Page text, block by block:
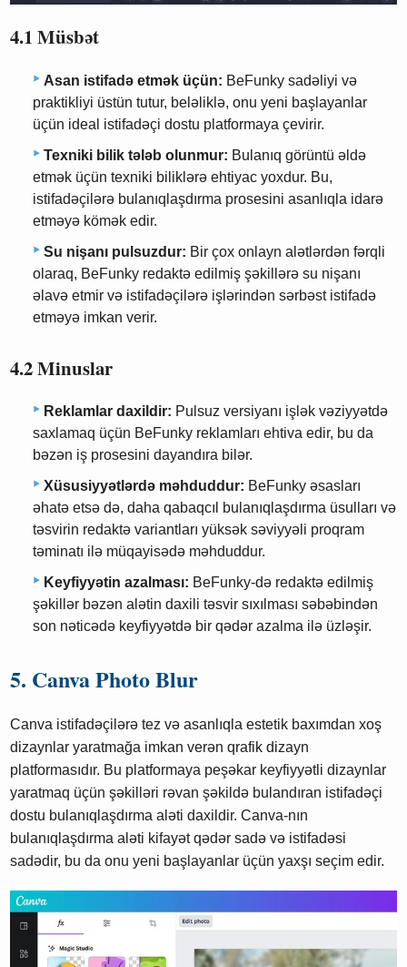
4.1 Müsbət
Asan istifadə etmək üçün: BeFunky sadəliyi və
praktikliyi üstün tutur, beləliklə, onu yeni başlayanlar
üçün ideal istifadəçi dostu platformaya çevirir.
Texniki bilik tələb olunmur: Bulanıq görüntü əldə
etmək üçün texniki biliklərə ehtiyac yoxdur. Bu,
istifadəçilərə bulanıqlaşdırma prosesini asanlıqla idarə
etməyə kömək edir.
Su nişanı pulsuzdur: Bir çox onlayn alətlərdən fərqli
olaraq, BeFunky redaktə edilmiş şəkillərə su nişanı
əlavə etmir və istifadəçilərə işlərindən sərbəst istifadə
etməyə imkan verir.
4.2 Minuslar
Reklamlar daxildir: Pulsuz versiyanı işlək vəziyyətdə
saxlamaq üçün BeFunky reklamları ehtiva edir, bu da
bəzən iş prosesini dayandıra bilər.
Xüsusiyyətlərdə məhduddur: BeFunky əsasları
əhatə etsə də, daha qabaqcıl bulanıqlaşdırma üsulları və
təsvirin redaktə variantları yüksək səviyyəli proqram
təminatı ilə müqayisədə məhduddur.
Keyfiyyətin azalması: BeFunky-də redaktə edilmiş
şəkillər bəzən alətin daxili təsvir sıxılması səbəbindən
son nəticədə keyfiyyətdə bir qədər azalma ilə üzləşir.
5. Canva Photo Blur
Canva istifadəçilərə tez və asanlıqla estetik baxımdan xoş
dizaynlar yaratmağa imkan verən qrafik dizayn
platformasıdır. Bu platformaya peşəkar keyfiyyətli dizaynlar
yaratmaq üçün şəkilləri rəvan şəkildə bulandıran istifadəçi
dostu bulanıqlaşdırma aləti daxildir. Canva-nın
bulanıqlaşdırma aləti kifayət qədər sadə və istifadəsi
sadədir, bu da onu yeni başlayanlar üçün yaxşı seçim edir.